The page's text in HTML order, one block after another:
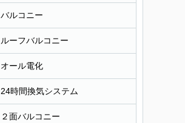
バルコニー
ルーフバルコニー
オール電化
24時間換気システム
２面バルコニー